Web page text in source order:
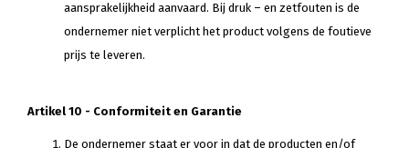
aansprakelijkheid aanvaard. Bij druk – en zetfouten is de
ondernemer niet verplicht het product volgens de foutieve
prijs te leveren.
Artikel 10 - Conformiteit en Garantie
De ondernemer staat er voor in dat de producten en/of